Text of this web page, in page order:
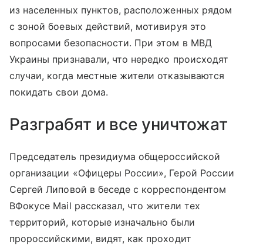
из населенных пунктов, расположенных рядом
с зоной боевых действий, мотивируя это
вопросами безопасности. При этом в МВД
Украины признавали, что нередко происходят
случаи, когда местные жители отказываются
покидать свои дома.
Разграбят и все уничтожат
Председатель президиума общероссийской
организации «Офицеры России», Герой России
Сергей Липовой в беседе с корреспондентом
ВФокусе Mail рассказал, что жители тех
территорий, которые изначально были
пророссийскими, видят, как проходит